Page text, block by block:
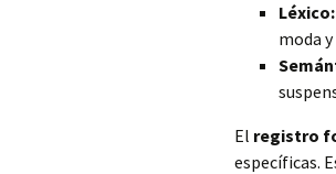
Léxico:
moda
El registro
específicas.